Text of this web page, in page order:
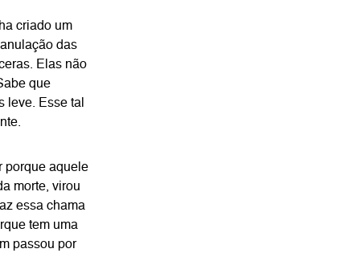
criado um
das
Elas não
que
leve. Esse tal
porque aquele
morte, virou
essa chama
tem uma
passou por